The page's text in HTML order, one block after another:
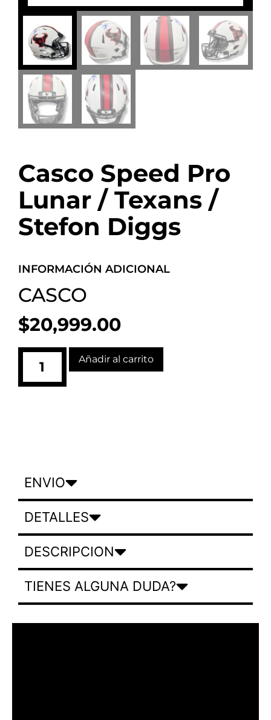
Casco Speed Pro
Lunar / Texans /
Stefon Diggs
INFORMACIÓN ADICIONAL
CASCO
$20,999.00
Añadir al carrito
ENVIO
DETALLES
DESCRIPCION
TIENES ALGUNA DUDA?